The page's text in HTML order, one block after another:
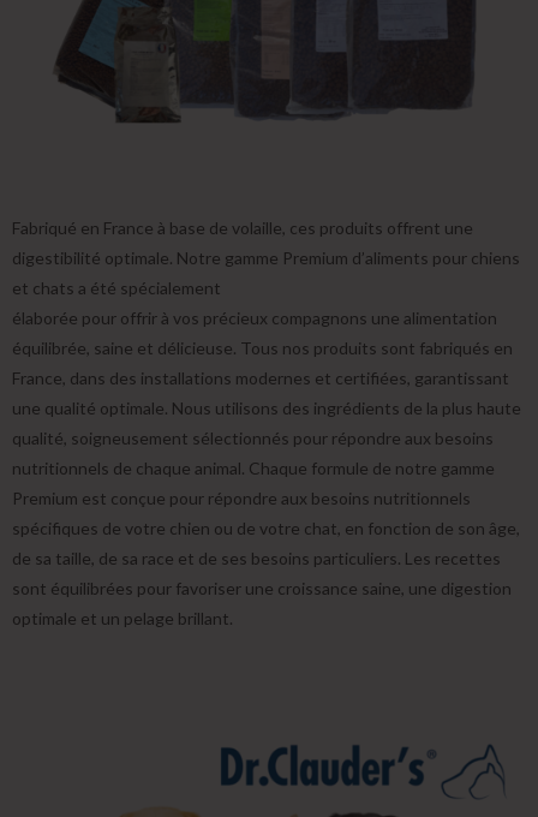
Fabriqué en France à base de volaille, ces produits offrent une
digestibilité optimale. Notre gamme Premium d’aliments pour chiens
et chats a été spécialement
élaborée pour offrir à vos précieux compagnons une alimentation
équilibrée, saine et délicieuse. Tous nos produits sont fabriqués en
France, dans des installations modernes et certifiées, garantissant
une qualité optimale. Nous utilisons des ingrédients de la plus haute
qualité, soigneusement sélectionnés pour répondre aux besoins
nutritionnels de chaque animal. Chaque formule de notre gamme
Premium est conçue pour répondre aux besoins nutritionnels
spécifiques de votre chien ou de votre chat, en fonction de son âge,
de sa taille, de sa race et de ses besoins particuliers. Les recettes
sont équilibrées pour favoriser une croissance saine, une digestion
optimale et un pelage brillant.